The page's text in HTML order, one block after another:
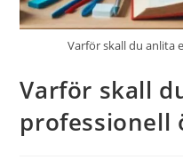
Varför skall du anlita
Varför skall
professionell